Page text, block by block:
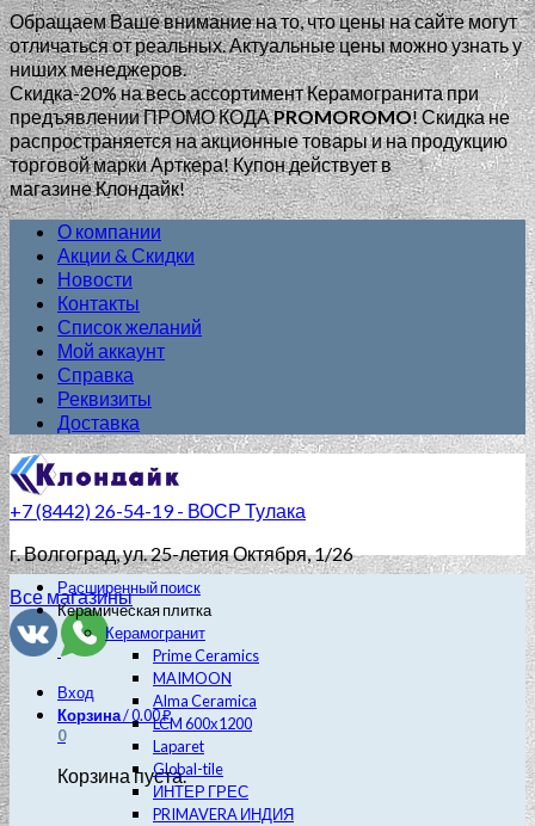
Обращаем Ваше внимание на то, что цены на сайте могут
отличаться от реальных. Актуальные цены можно узнать у
ниших менеджеров.
Скидка-20% на весь ассортимент Керамогранита при
предъявлении ПРОМО КОДАPROMOROMO!Скидка не
распространяется на акционные товары и на продукцию
торговой марки Арткера! Купон действует в
магазине Клондайк!
О компании
Акции & Скидки
Новости
Контакты
Список желаний
Мой аккаунт
Справка
Реквизиты
Доставка
+7 (8442) 26-54-19 - ВОСР Тулака
г. Волгоград, ул. 25-летия Октября, 1/26
Все магазины
Вход
Корзина/0.00₽
0
Корзина пуста.
Расширенный поиск
Керамическая плитка
Керамогранит
Prime Ceramics
MAIMOON
Alma Ceramica
LCM 600х1200
Laparet
Global-tile
ИНТЕР ГРЕС
PRIMAVERA ИНДИЯ